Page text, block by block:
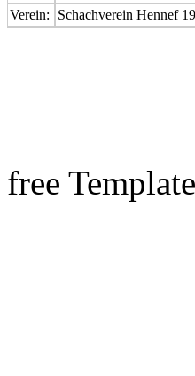
Verein:
Schachverein Hennef
free